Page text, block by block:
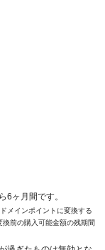
機能を使う方
6ヶ月間です。
メインポイントに変換する
前の購入可能金額の残期間